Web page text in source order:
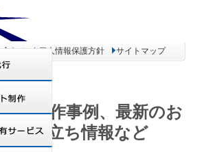
合わせ 個人情報保護方針 サイトマップ
制作事例、最新のお
お役立ち情報など